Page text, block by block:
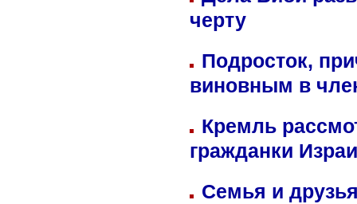
черту
Подросток,
виновным в
Кремль
гражданки
Семья и